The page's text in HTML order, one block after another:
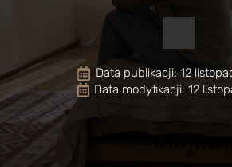
Data publikacji: 12
Data modyfikacji: 12